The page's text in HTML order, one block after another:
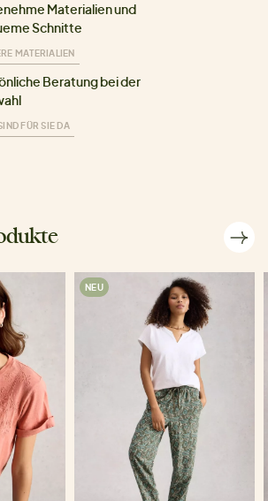
Materialien und
Schnitte
MATERIALIEN
Beratung bei der
FÜR SIE DA
NEU